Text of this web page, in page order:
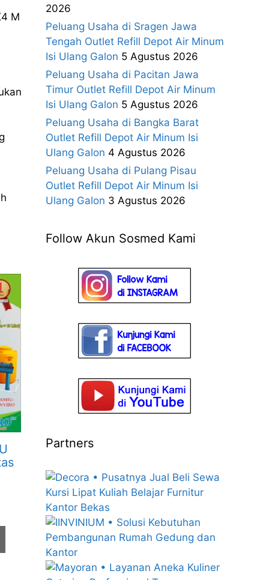
M
2026
Peluang Usaha di Sragen Jawa
Tengah Outlet Refill Depot Air Minum
Isi Ulang Galon 5 Agustus 2026
Peluang Usaha di Pacitan Jawa
Timur Outlet Refill Depot Air Minum
Isi Ulang Galon 5 Agustus 2026
Peluang Usaha di Bangka Barat
Outlet Refill Depot Air Minum Isi
Ulang Galon 4 Agustus 2026
Peluang Usaha di Pulang Pisau
Outlet Refill Depot Air Minum Isi
Ulang Galon 3 Agustus 2026
Follow Akun Sosmed Kami
Partners